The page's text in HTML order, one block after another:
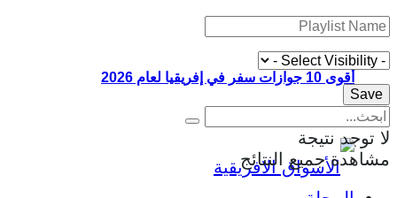
أقوى 10 جوازات سفر في إفريقيا لعام 2026
لا توجد نتيجة
مشاهدة جميع النتائج